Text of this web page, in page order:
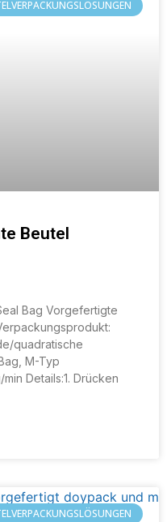
Beutel
Bag Vorgefertigte
quadratische
M-Typ
Details:1. Drücken